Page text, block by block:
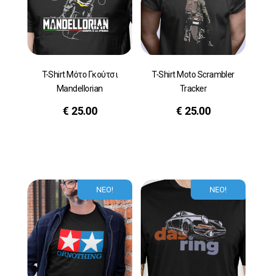
T-Shirt Μότο Γκούτσι
Mandellorian
€ 25.00
T-Shirt Moto Scrambler
Tracker
€ 25.00
ΝΕΟ! ΝΕΟ!